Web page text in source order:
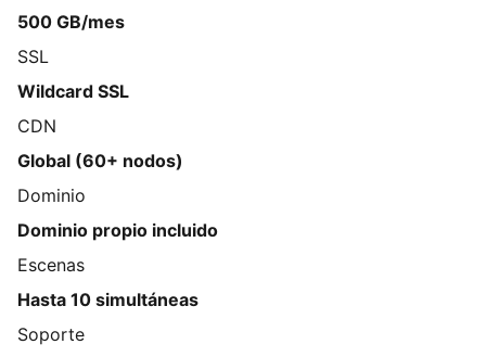
500 GB/mes
SSL
Wildcard SSL
CDN
Global (60+ nodos)
Dominio
Dominio propio incluido
Escenas
Hasta 10 simultáneas
Soporte